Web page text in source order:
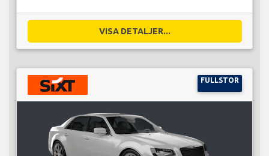
VISA DETALJER...
FULLSTOR